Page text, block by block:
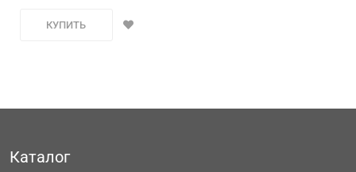
КУПИТЬ
Каталог